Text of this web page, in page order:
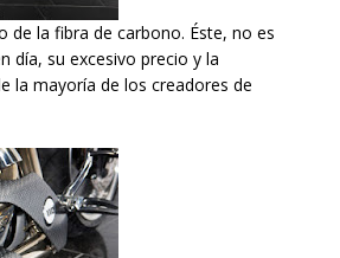
de la fibra de carbono. Éste, no es
día, su excesivo precio y la
la mayoría de los creadores de